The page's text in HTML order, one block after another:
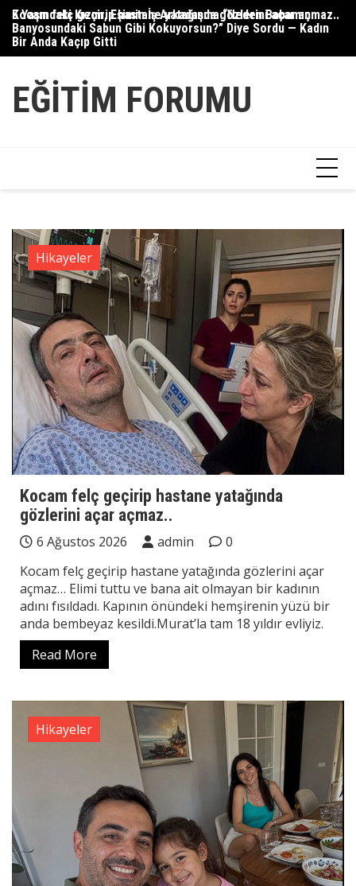
Skip
content
Kocam felç geçirip hastane yatağında gözlerini açar açmaz..
5 Yaşındaki Kızım, Eşimin İş Arkadaşına “Neden Babamın
Banyosundaki Sabun Gibi Kokuyorsun?” Diye Sordu — Kadın
Bir Anda Kaçıp Gitti
EĞITIM FORUMU
Hikayeler
Kocam felç geçirip hastane yatağında
gözlerini açar açmaz..
6 Ağustos 2026 admin
0
Kocam felç geçirip hastane yatağında gözlerini açar
açmaz… Elimi tuttu ve bana ait olmayan bir kadının
adını fısıldadı. Kapının önündeki hemşirenin yüzü bir
anda bembeyaz kesildi.Murat’la tam 18 yıldır evliyiz.
Read More
Hikayeler